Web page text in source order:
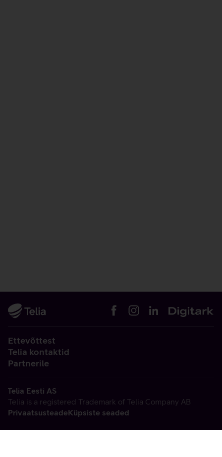
Ettevõttest
Telia kontaktid
Partnerile
Telia Eesti AS
Telia is a registered Trademark of Telia Company AB
PrivaatsusteadeKüpsiste seaded